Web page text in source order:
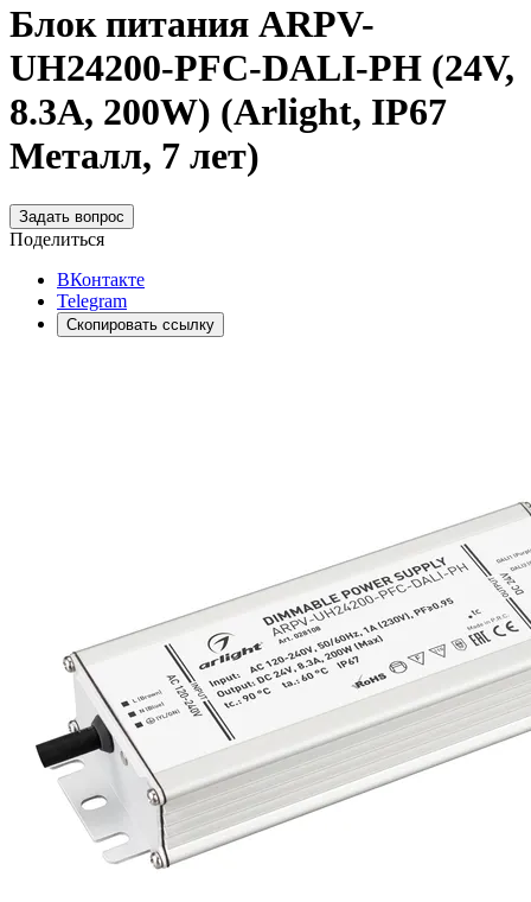
Блок питания ARPV-
UH24200-PFC-DALI-PH (24V,
8.3A, 200W) (Arlight, IP67
Металл, 7 лет)
Задать вопрос
Поделиться
ВКонтакте
Telegram
Скопировать ссылку